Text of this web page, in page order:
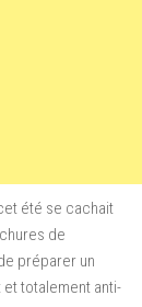
été se cachait
de
préparer un
totalement anti-